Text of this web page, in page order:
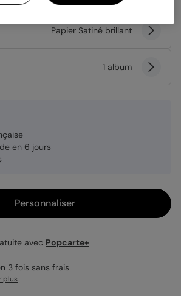
Papier Satiné brillant
1 album
en 6 jours
Personnaliser
avec Popcarte+
3 fois sans frais
plus